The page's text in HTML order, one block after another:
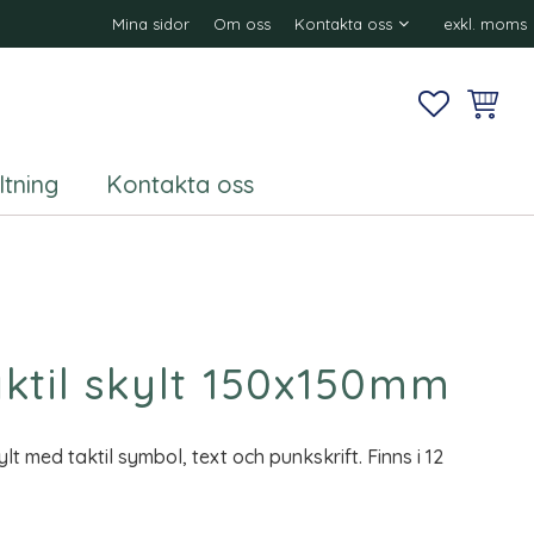
Mina sidor Om oss Kontakta oss exkl. moms
Kontakta oss
skylt 150x150mm
med taktil symbol, text och punkskrift. Finns i 12